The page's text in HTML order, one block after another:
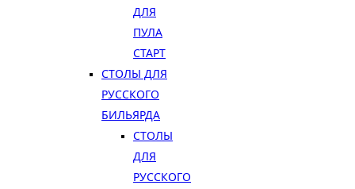
ДЛЯ
ПУЛА
СТАРТ
СТОЛЫ ДЛЯ
РУССКОГО
БИЛЬЯРДА
СТОЛЫ
ДЛЯ
РУССКОГО